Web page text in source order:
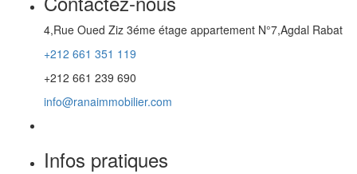
4,Rue Oued Ziz 3éme étage appartement N°7,Agdal Rabat
+212 661 351 119
+212 661 239 690
info@ranaimmobilier.com
Infos pratiques